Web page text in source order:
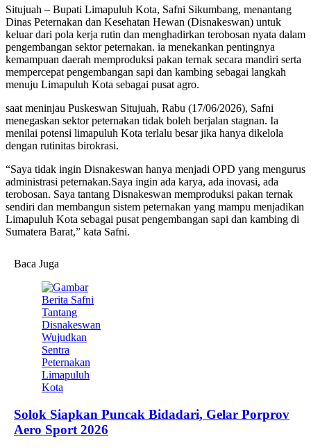
Situjuah – Bupati Limapuluh Kota, Safni Sikumbang, menantang
Dinas Peternakan dan Kesehatan Hewan (Disnakeswan) untuk
keluar dari pola kerja rutin dan menghadirkan terobosan nyata dalam
pengembangan sektor peternakan. ia menekankan pentingnya
kemampuan daerah memproduksi pakan ternak secara mandiri serta
mempercepat pengembangan sapi dan kambing sebagai langkah
menuju Limapuluh Kota sebagai pusat agro.
saat meninjau Puskeswan Situjuah, Rabu (17/06/2026), Safni
menegaskan sektor peternakan tidak boleh berjalan stagnan. Ia
menilai potensi limapuluh Kota terlalu besar jika hanya dikelola
dengan rutinitas birokrasi.
“Saya tidak ingin Disnakeswan hanya menjadi OPD yang mengurus
administrasi peternakan.Saya ingin ada karya, ada inovasi, ada
terobosan. Saya tantang Disnakeswan memproduksi pakan ternak
sendiri dan membangun sistem peternakan yang mampu menjadikan
Limapuluh Kota sebagai pusat pengembangan sapi dan kambing di
Sumatera Barat,” kata Safni.
Baca Juga
Solok Siapkan Puncak Bidadari, Gelar Porprov
Aero Sport 2026